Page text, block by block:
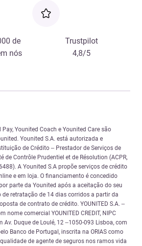
de
nós
Trustpilot
4,8/5
Younited Coach e Younited Care são
Younited S.A. está autorizada e
de Crédito – Prestador de Serviços de
de Contrôle Prudentiel et de Résolution (ACPR,
A Younited S.A propõe serviços de crédito
e em loja. O financiamento é concedido
parte da Younited após a aceitação do seu
de retratação de 14 dias corridos a partir da
de contrato de crédito. YOUNITED S.A. –
nome comercial YOUNITED CREDIT, NIPC
Av. Duque de Loulé, 12 –1050-093 Lisboa, com
Banco de Portugal, inscrita na ORIAS como
de agente de seguros nos ramos vida